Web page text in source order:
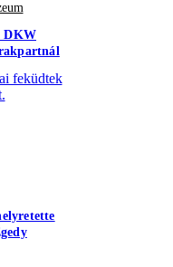
DKW
feküdtek